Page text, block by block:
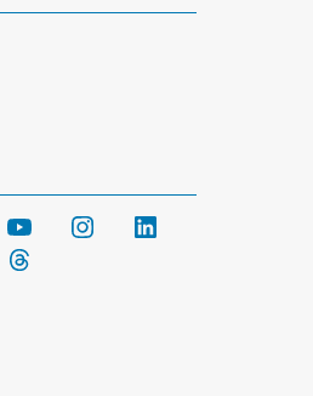
YouTube Instagram